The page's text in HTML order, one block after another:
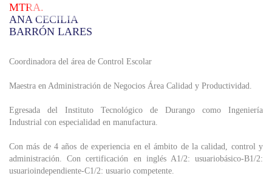
MTRA.
ANA CECILIA
BARRÓN LARES
Coordinadora del área de Control Escolar
Maestra en Administración de Negocios Área Calidad y Productividad.
Egresada del Instituto Tecnológico de Durango como Ingeniería
Industrial con especialidad en manufactura.
Con más de 4 años de experiencia en el ámbito de la calidad, control y
administración. Con certificación en inglés A1/2: usuariobásico-B1/2:
usuarioindependiente-C1/2: usuario competente.